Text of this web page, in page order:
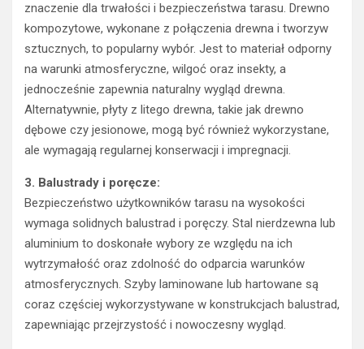
znaczenie dla trwałości i bezpieczeństwa tarasu. Drewno
kompozytowe, wykonane z połączenia drewna i tworzyw
sztucznych, to popularny wybór. Jest to materiał odporny
na warunki atmosferyczne, wilgoć oraz insekty, a
jednocześnie zapewnia naturalny wygląd drewna.
Alternatywnie, płyty z litego drewna, takie jak drewno
dębowe czy jesionowe, mogą być również wykorzystane,
ale wymagają regularnej konserwacji i impregnacji.
3. Balustrady i poręcze:
Bezpieczeństwo użytkowników tarasu na wysokości
wymaga solidnych balustrad i poręczy. Stal nierdzewna lub
aluminium to doskonałe wybory ze względu na ich
wytrzymałość oraz zdolność do odparcia warunków
atmosferycznych. Szyby laminowane lub hartowane są
coraz częściej wykorzystywane w konstrukcjach balustrad,
zapewniając przejrzystość i nowoczesny wygląd.